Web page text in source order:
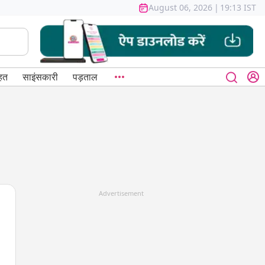
August 06, 2026 | 19:13 IST
साइंसकारी पड़ताल
Advertisement